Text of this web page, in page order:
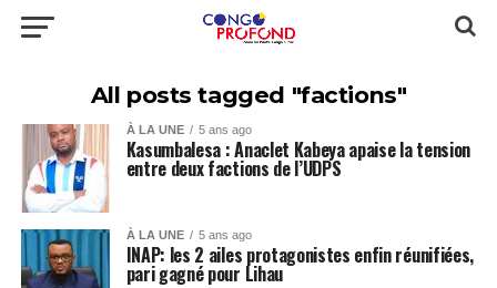
All posts tagged "factions"
À LA UNE 5 ans ago
Kasumbalesa : Anaclet Kabeya apaise la tension
entre deux factions de l’UDPS
À LA UNE 5 ans ago
INAP: les 2 ailes protagonistes enfin réunifiées,
pari gagné pour Lihau